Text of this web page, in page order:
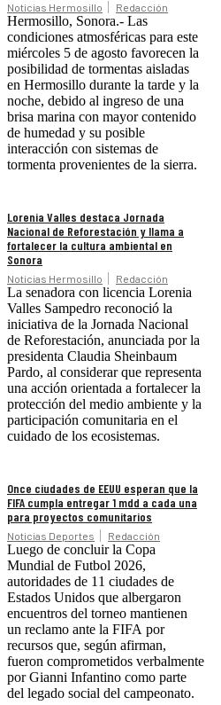
Noticias Hermosillo Redacción
Hermosillo, Sonora.- Las
condiciones atmosféricas para este
miércoles 5 de agosto favorecen la
posibilidad de tormentas aisladas
en Hermosillo durante la tarde y la
noche, debido al ingreso de una
brisa marina con mayor contenido
de humedad y su posible
interacción con sistemas de
tormenta provenientes de la sierra.
Lorenia Valles destaca Jornada
Nacional de Reforestación y llama a
fortalecer la cultura ambiental en
Sonora
Noticias Hermosillo Redacción
La senadora con licencia Lorenia
Valles Sampedro reconoció la
iniciativa de la Jornada Nacional
de Reforestación, anunciada por la
presidenta Claudia Sheinbaum
Pardo, al considerar que representa
una acción orientada a fortalecer la
protección del medio ambiente y la
participación comunitaria en el
cuidado de los ecosistemas.
Once ciudades de EEUU esperan que la
FIFA cumpla entregar 1 mdd a cada una
para proyectos comunitarios
Noticias Deportes Redacción
Luego de concluir la Copa
Mundial de Futbol 2026,
autoridades de 11 ciudades de
Estados Unidos que albergaron
encuentros del torneo mantienen
un reclamo ante la FIFA por
recursos que, según afirman,
fueron comprometidos verbalmente
por Gianni Infantino como parte
del legado social del campeonato.